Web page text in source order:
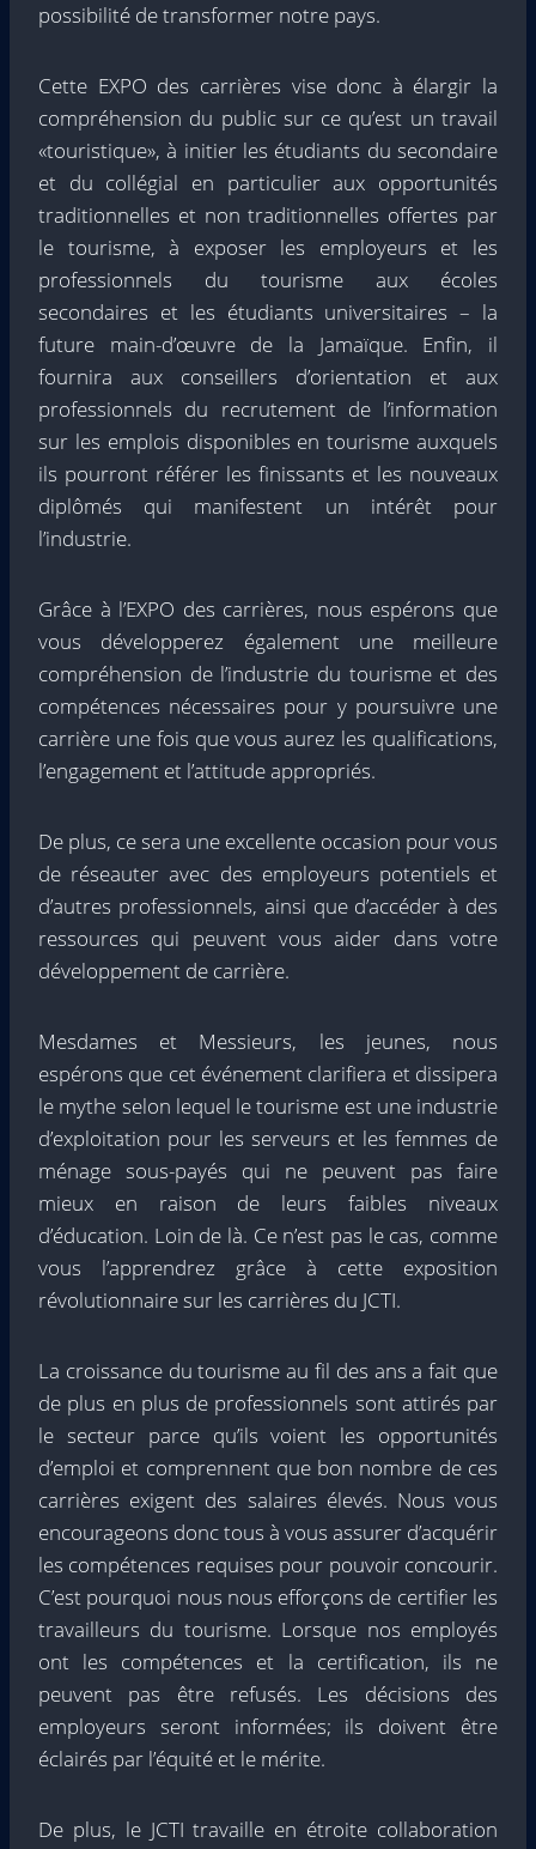
possibilité de transformer notre pays.
Cette EXPO des carrières vise donc à élargir la
compréhension du public sur ce qu’est un travail
«touristique», à initier les étudiants du secondaire
et du collégial en particulier aux opportunités
traditionnelles et non traditionnelles offertes par
le tourisme, à exposer les employeurs et les
professionnels du tourisme aux écoles
secondaires et les étudiants universitaires – la
future main-d’œuvre de la Jamaïque. Enfin, il
fournira aux conseillers d’orientation et aux
professionnels du recrutement de l’information
sur les emplois disponibles en tourisme auxquels
ils pourront référer les finissants et les nouveaux
diplômés qui manifestent un intérêt pour
l’industrie.
Grâce à l’EXPO des carrières, nous espérons que
vous développerez également une meilleure
compréhension de l’industrie du tourisme et des
compétences nécessaires pour y poursuivre une
carrière une fois que vous aurez les qualifications,
l’engagement et l’attitude appropriés.
De plus, ce sera une excellente occasion pour vous
de réseauter avec des employeurs potentiels et
d’autres professionnels, ainsi que d’accéder à des
ressources qui peuvent vous aider dans votre
développement de carrière.
Mesdames et Messieurs, les jeunes, nous
espérons que cet événement clarifiera et dissipera
le mythe selon lequel le tourisme est une industrie
d’exploitation pour les serveurs et les femmes de
ménage sous-payés qui ne peuvent pas faire
mieux en raison de leurs faibles niveaux
d’éducation. Loin de là. Ce n’est pas le cas, comme
vous l’apprendrez grâce à cette exposition
révolutionnaire sur les carrières du JCTI.
La croissance du tourisme au fil des ans a fait que
de plus en plus de professionnels sont attirés par
le secteur parce qu’ils voient les opportunités
d’emploi et comprennent que bon nombre de ces
carrières exigent des salaires élevés. Nous vous
encourageons donc tous à vous assurer d’acquérir
les compétences requises pour pouvoir concourir.
C’est pourquoi nous nous efforçons de certifier les
travailleurs du tourisme. Lorsque nos employés
ont les compétences et la certification, ils ne
peuvent pas être refusés. Les décisions des
employeurs seront informées; ils doivent être
éclairés par l’équité et le mérite.
De plus, le JCTI travaille en étroite collaboration